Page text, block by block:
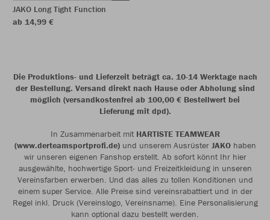
JAKO Long Tight Function
ab 14,99 €
Die Produktions- und Lieferzeit beträgt ca. 10-14 Werktage nach
der Bestellung. Versand direkt nach Hause oder Abholung sind
möglich (versandkostenfrei ab 100,00 € Bestellwert bei
Lieferung mit dpd).
In Zusammenarbeit mit HARTISTE TEAMWEAR
(www.derteamsportprofi.de)und unserem Ausrüster JAKOhaben
wir unseren eigenen Fanshop erstellt. Ab sofort könnt Ihr hier
ausgewählte, hochwertige Sport- und Freizeitkleidung in unseren
Vereinsfarben erwerben. Und das alles zu tollen Konditionen und
einem super Service. Alle Preise sind vereinsrabattiert und in der
Regel inkl. Druck (Vereinslogo, Vereinsname). Eine Personalisierung
kann optional dazu bestellt werden.